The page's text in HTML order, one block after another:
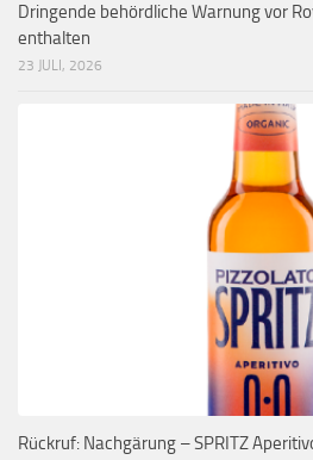
Dringende behördliche Warnung vor
enthalten
23 JULI, 2026
Rückruf: Nachgärung – SPRITZ